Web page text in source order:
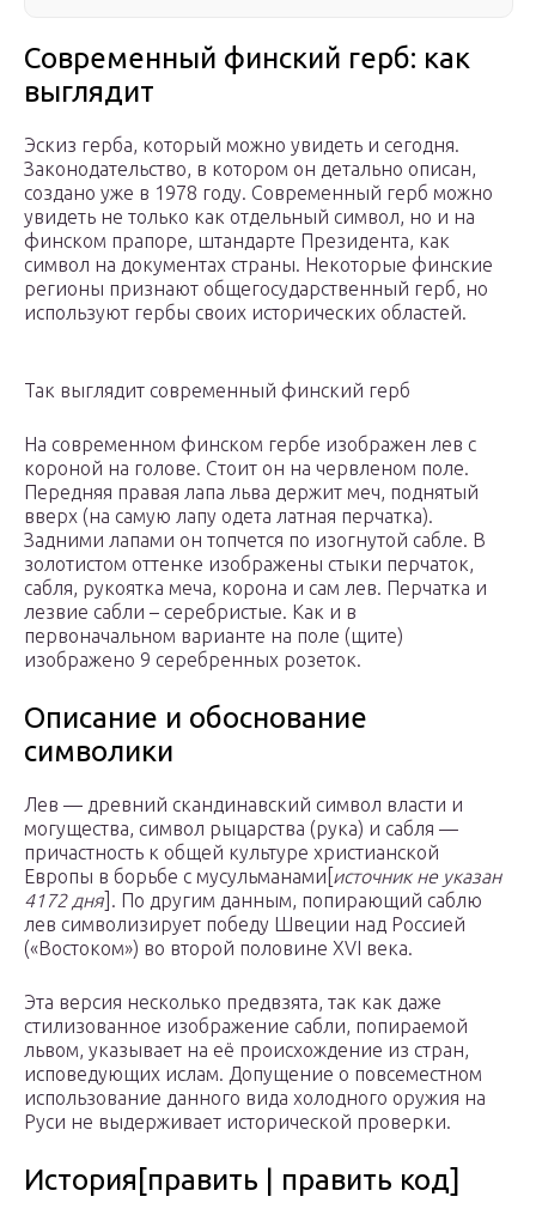
Современный финский герб: как
выглядит
Эскиз герба, который можно увидеть и сегодня.
Законодательство, в котором он детально описан,
создано уже в 1978 году. Современный герб можно
увидеть не только как отдельный символ, но и на
финском прапоре, штандарте Президента, как
символ на документах страны. Некоторые финские
регионы признают общегосударственный герб, но
используют гербы своих исторических областей.
Так выглядит современный финский герб
На современном финском гербе изображен лев с
короной на голове. Стоит он на червленом поле.
Передняя правая лапа льва держит меч, поднятый
вверх (на самую лапу одета латная перчатка).
Задними лапами он топчется по изогнутой сабле. В
золотистом оттенке изображены стыки перчаток,
сабля, рукоятка меча, корона и сам лев. Перчатка и
лезвие сабли – серебристые. Как и в
первоначальном варианте на поле (щите)
изображено 9 серебренных розеток.
Описание и обоснование
символики
Лев — древний скандинавский символ власти и
могущества, символ рыцарства (рука) и сабля —
причастность к общей культуре христианской
Европы в борьбе с мусульманами[ источник не указан
4172 дня ]. По другим данным, попирающий саблю
лев символизирует победу Швеции над Россией
(«Востоком») во второй половине XVI века.
Эта версия несколько предвзята, так как даже
стилизованное изображение сабли, попираемой
львом, указывает на её происхождение из стран,
исповедующих ислам. Допущение о повсеместном
использование данного вида холодного оружия на
Руси не выдерживает исторической проверки.
История[править | править код]